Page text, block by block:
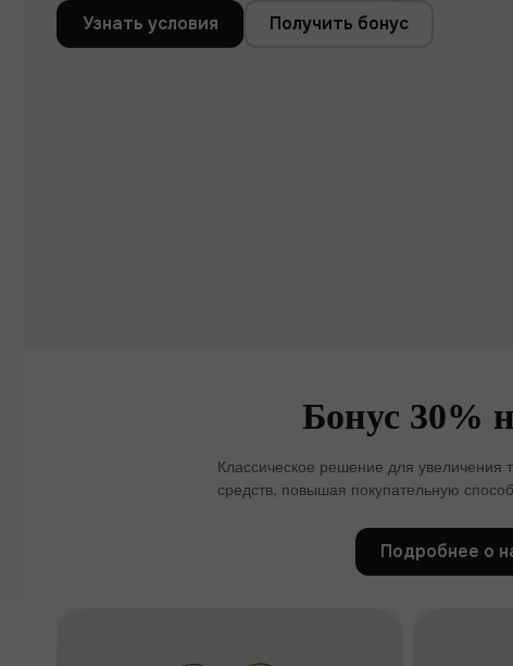
Узнать условия Получить бонус
Бонус 30%
Классическое решение для увеличения
средств, повышая покупательную
Подробнее о